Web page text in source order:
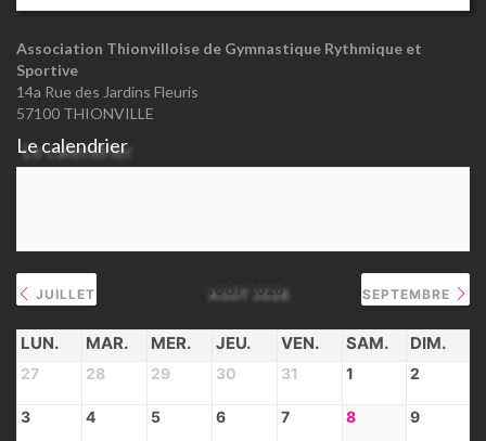
Association Thionvilloise de Gymnastique Rythmique et
Sportive
14a Rue des Jardins Fleuris
57100 THIONVILLE
Le calendrier
JUILLET AOÛT 2026 SEPTEMBRE
LUN. MAR. MER. JEU. VEN. SAM. DIM.
27 28 29 30 31 1 2
3 4 5 6 7 8 9